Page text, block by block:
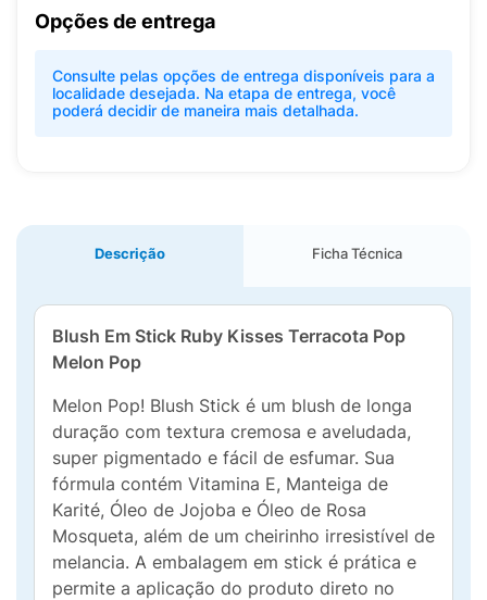
Opções de entrega
Consulte pelas opções de entrega disponíveis para a
localidade desejada. Na etapa de entrega, você
poderá decidir de maneira mais detalhada.
Descrição Ficha Técnica
Blush Em Stick Ruby Kisses Terracota Pop
Melon Pop
Melon Pop! Blush Stick é um blush de longa
duração com textura cremosa e aveludada,
super pigmentado e fácil de esfumar. Sua
fórmula contém Vitamina E, Manteiga de
Karité, Óleo de Jojoba e Óleo de Rosa
Mosqueta, além de um cheirinho irresistível de
melancia. A embalagem em stick é prática e
permite a aplicação do produto direto no